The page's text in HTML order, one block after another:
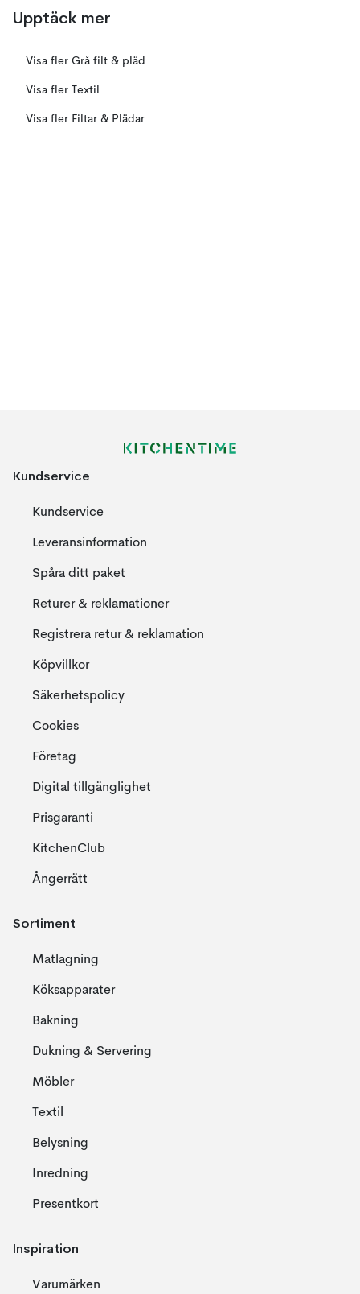
Upptäck mer
Visa fler Grå filt & pläd
Visa fler Textil
Visa fler Filtar & Plädar
Kundservice
Kundservice
Leveransinformation
Spåra ditt paket
Returer & reklamationer
Registrera retur & reklamation
Köpvillkor
Säkerhetspolicy
Cookies
Företag
Digital tillgänglighet
Prisgaranti
KitchenClub
Ångerrätt
Sortiment
Matlagning
Köksapparater
Bakning
Dukning & Servering
Möbler
Textil
Belysning
Inredning
Presentkort
Inspiration
Varumärken